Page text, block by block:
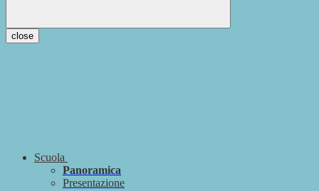
close
Scuola
Panoramica
Presentazione